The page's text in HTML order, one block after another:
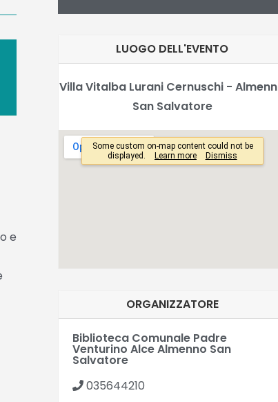
e
LUOGO DELL'EVENTO
Villa Vitalba Lurani Cernuschi -
San Salvatore
ORGANIZZATORE
Biblioteca Comunale Padre
Venturino Alce Almenno San
Salvatore
035644210